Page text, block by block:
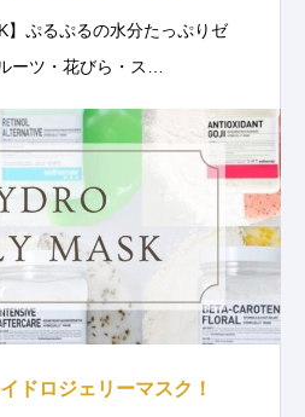
】ぷるぷるの水分たっぷりゼ
ーツ・花びら・ス…
ドロジェリーマスク！